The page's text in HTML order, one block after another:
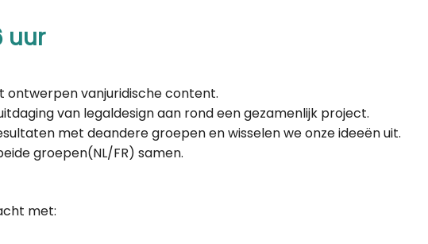
uur
ontwerpen vanjuridische content.
van legaldesign aan rond een gezamenlijk project.
met deandere groepen en wisselen we onze ideeën uit.
groepen(NL/FR) samen.
met: